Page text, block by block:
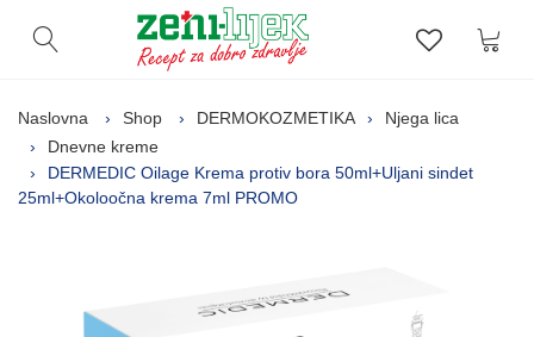
Otvori pretragu Lista
Naslovna Shop DERMOKOZMETIKA
Njega lica
Dnevne kreme
DERMEDIC Oilage Krema protiv bora 50ml+Uljani sindet
25ml+Okoloočna krema 7ml PROMO